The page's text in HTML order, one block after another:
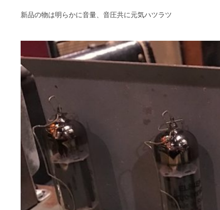
新品の物は明らかに音量、音圧共に元気ハツラツ